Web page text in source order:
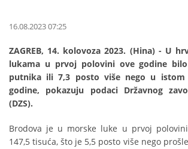
16.08.2023 07:25
ZAGREB, 14. kolovoza 2023. (Hina) - U
lukama u prvoj polovini ove godine
putnika ili 7,3 posto više nego u istom
godine, pokazuju podaci Državnog
(DZS).
Brodova je u morske luke u prvoj
147,5 tisuća, što je 5,5 posto više nego